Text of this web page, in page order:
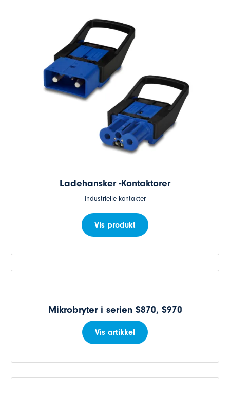
Ladehansker -Kontaktorer
Industrielle kontakter
Vis produkt
Mikrobryter i serien S870, S970
Vis artikkel